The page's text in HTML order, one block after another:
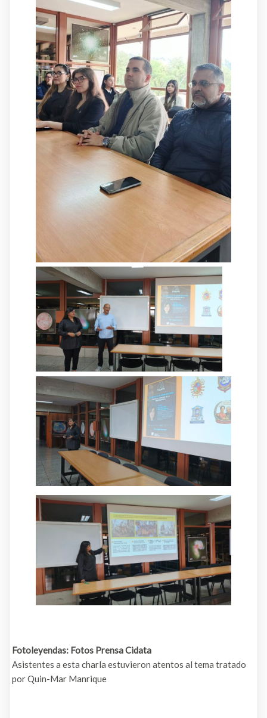
Fotoleyendas: Fotos Prensa Cidata
Asistentes a esta charla estuvieron atentos al tema tratado
por Quin-Mar Manrique